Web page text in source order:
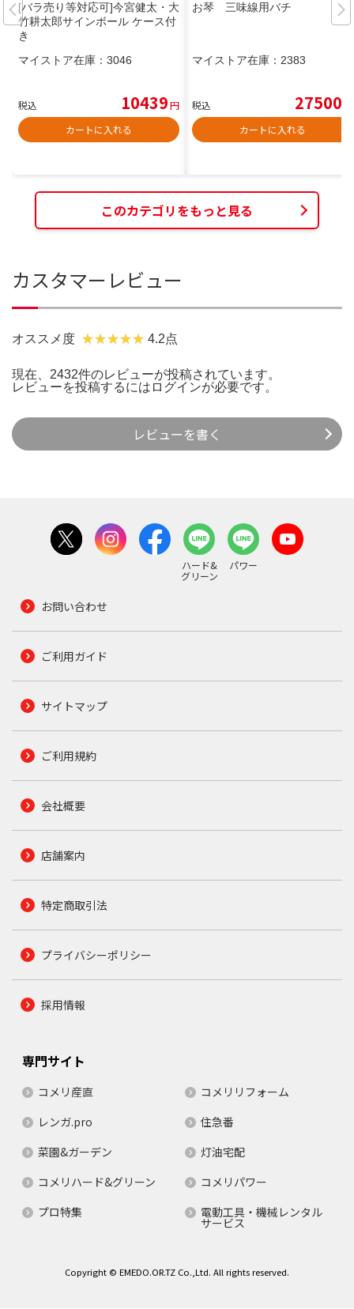
[バラ売り等対応可]今宮健太・大
竹耕太郎サインボール ケース付
き
マイストア在庫： 3046
税込 10439円
カートに入れる
お琴 三味線用バチ
マイストア在庫： 2383
税込 27500
カートに入れる
このカテゴリをもっと見る
カスタマーレビュー
オススメ度 4.2点
現在、2432件のレビューが投稿されています。
レビューを投稿するには ログインが必要です。
レビューを書く
ハード&
グリーン
パワー
お問い合わせ
ご利用ガイド
サイトマップ
ご利用規約
会社概要
店舗案内
特定商取引法
プライバシーポリシー
採用情報
専門サイト
コメリ産直
コメリリフォーム
レンガ.pro
住急番
菜園&ガーデン
灯油宅配
コメリハード&グリーン
コメリパワー
プロ特集
電動工具・機械レンタル
サービス
Copyright © EMEDO.OR.TZ Co.,Ltd. All rights reserved.